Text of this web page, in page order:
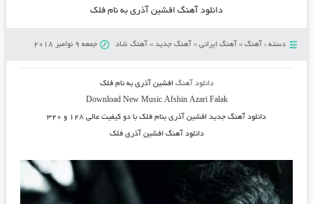
دانلود آهنگ افشین آذری به نام فلک
دسته : آهنگ» آهنگ ایرانی» آهنگ جدید» آهنگ شاد جمعه 9 نوامبر 2018
دانلود آهنگ افشین آذری به نام فلک
Download New Music Afshin Azari Falak
دانلود آهنگ جدیدافشین آذری بنام فلکبا دو کیفیت عالی ۱۲۸ و ۳۲۰
دانلود آهنگافشین آذری فلک